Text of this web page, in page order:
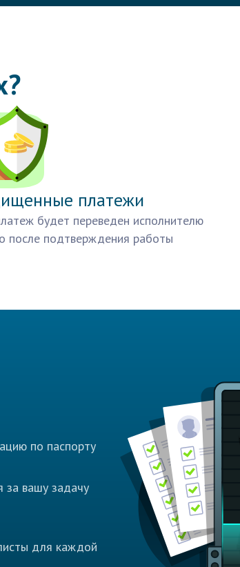
платежи
будет переведен исполнителю
после подтверждения работы
по паспорту
за вашу задачу
для каждой